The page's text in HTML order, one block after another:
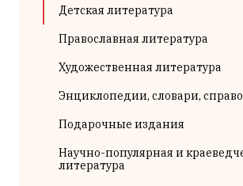
Детская литература
Православная литература
Художественная литература
Энциклопедии, словари,
Подарочные издания
Научно-популярная и
литература